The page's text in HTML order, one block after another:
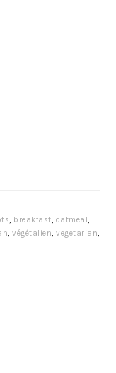
, breakfast, oatmeal,
,végétalien,vegetarian,